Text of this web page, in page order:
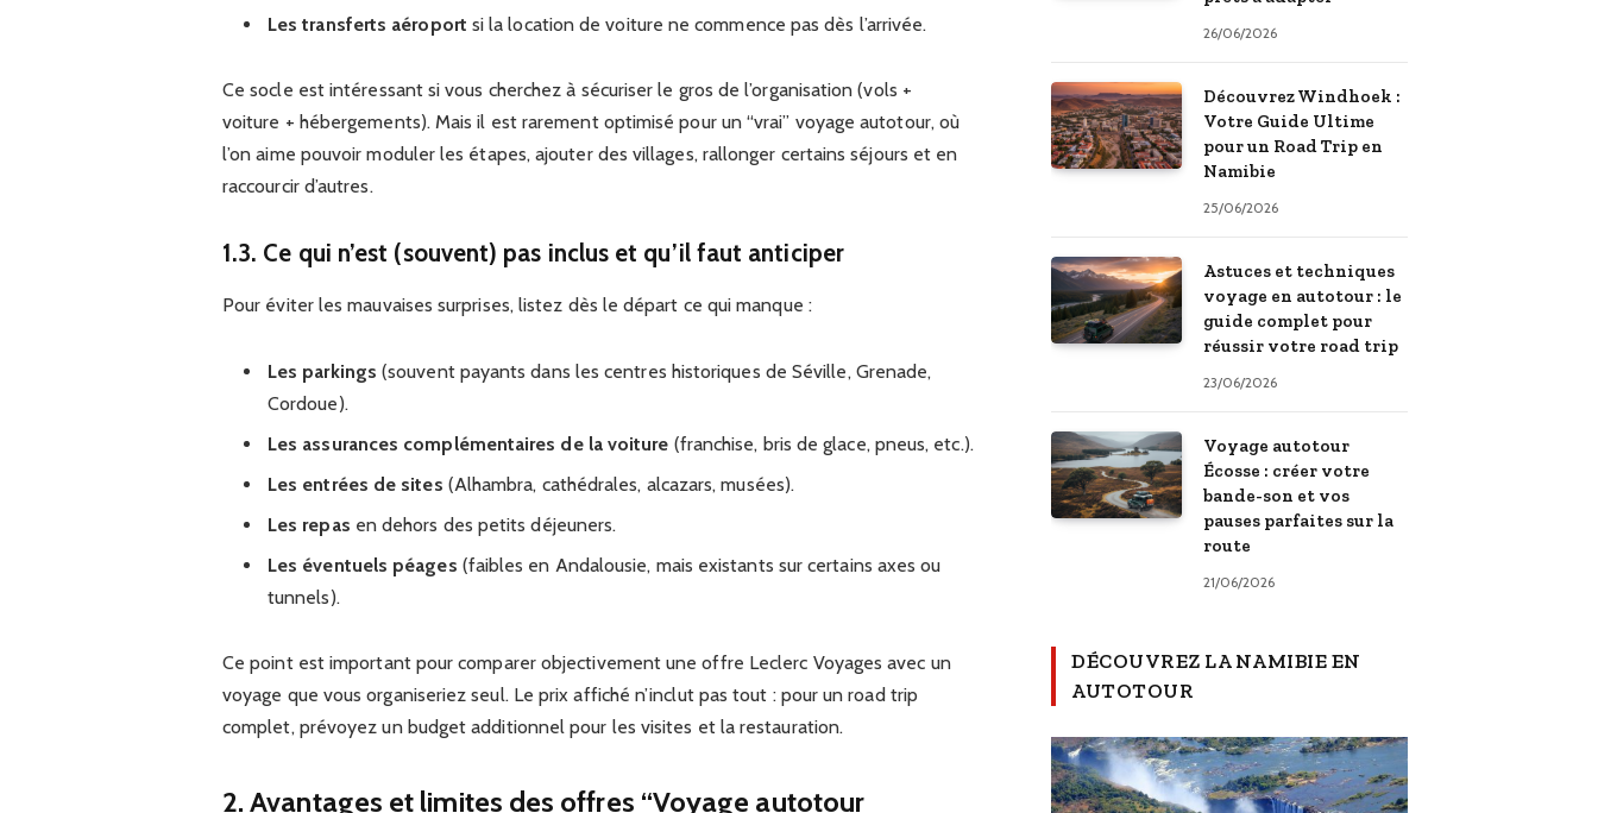
Les transferts aéroport si la location de voiture ne commence pas dès l’arrivée.
Ce socle est intéressant si vous cherchez à sécuriser le gros de l’organisation (vols +
voiture + hébergements). Mais il est rarement optimisé pour un “vrai” voyage autotour, où
l’on aime pouvoir moduler les étapes, ajouter des villages, rallonger certains séjours et en
raccourcir d’autres.
1.3. Ce qui n’est (souvent) pas inclus et qu’il faut anticiper
Pour éviter les mauvaises surprises, listez dès le départ ce qui manque :
Les parkings (souvent payants dans les centres historiques de Séville, Grenade,
Cordoue).
Les assurances complémentaires de la voiture (franchise, bris de glace, pneus, etc.).
Les entrées de sites (Alhambra, cathédrales, alcazars, musées).
Les repas en dehors des petits déjeuners.
Les éventuels péages (faibles en Andalousie, mais existants sur certains axes ou
tunnels).
Ce point est important pour comparer objectivement une offre Leclerc Voyages avec un
voyage que vous organiseriez seul. Le prix affiché n’inclut pas tout : pour un road trip
complet, prévoyez un budget additionnel pour les visites et la restauration.
2. Avantages et limites des offres “Voyage autotour
26/06/2026
Découvrez Windhoek :
Votre Guide Ultime
pour un Road Trip en
Namibie
25/06/2026
Astuces et techniques
voyage en autotour : le
guide complet pour
réussir votre road trip
23/06/2026
Voyage autotour
Écosse : créer votre
bande-son et vos
pauses parfaites sur la
route
21/06/2026
DÉCOUVREZ LA NAMIBIE EN
AUTOTOUR